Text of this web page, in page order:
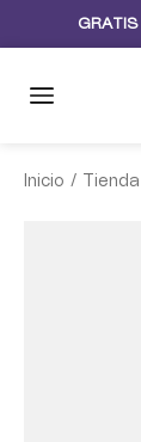
GRAT S
Inicio / Tienda